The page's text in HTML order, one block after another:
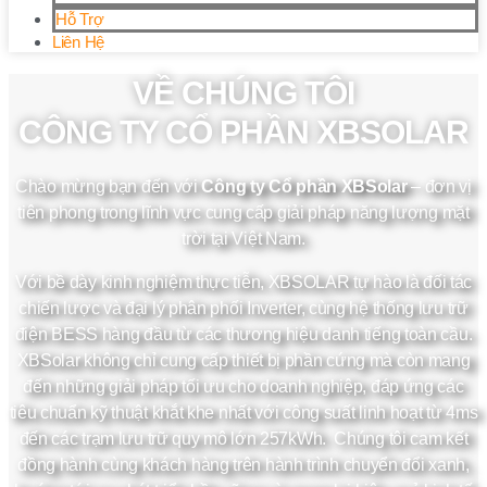
Hỗ Trợ
Liên Hệ
VỀ CHÚNG TÔI
CÔNG TY CỔ PHẦN XBSOLAR
Chào mừng bạn đến vớiCông ty Cổ phần XBSolar– đơn vị
tiên phong trong lĩnh vực cung cấp giải pháp năng lượng mặt
trời tại Việt Nam.
Với bề dày kinh nghiệm thực tiễn, XBSOLAR tự hào là đối tác
chiến lược và đại lý phân phối Inverter, cùng hệ thống lưu trữ
điện BESS hàng đầu từ các thương hiệu danh tiếng toàn cầu.
XBSolar không chỉ cung cấp thiết bị phần cứng mà còn mang
đến những giải pháp tối ưu cho doanh nghiệp, đáp ứng các
tiêu chuẩn kỹ thuật khắt khe nhất với công suất linh hoạt từ 4ms
đến các trạm lưu trữ quy mô lớn 257kWh. Chúng tôi cam kết
đồng hành cùng khách hàng trên hành trình chuyển đổi xanh,